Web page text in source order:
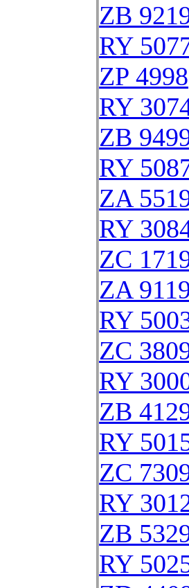
ZB
RY
ZP 4998
RY
ZB
RY
ZA
RY
ZC
ZA
RY
ZC
RY
ZB
RY
ZC
RY
ZB
RY